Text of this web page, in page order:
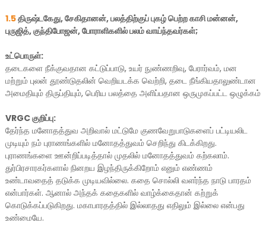
1.5திருஷ்டகேது, சேகிதானன்,பலத்திற்குப் புகழ் பெற்றகாசி மன்னன்,
புருஜித், குந்திபோஜன், போராளிகளில் பலம் வாய்ந்தவர்கள்;
உட்பொருள்:
தடைகளை நீக்குவதான கட்டுப்பாடு, உயர் நுண்ணறிவு, பேரார்வம், மன
மற்றும் புலன் தூண்டுதலின் வெறியடக்க வெற்றி, தடை நீங்கியதாலுண்டான
அமைதியும் திருப்தியும், பெரிய பலத்தை அளிப்பதான ஒருமுகப்பட்ட ஒழுக்கம்
VRGC குறிப்பு:
தேர்ந்த மனோதத்துவ அறிவால் மட்டுமே குணவேறுபாடுகளைப் பட்டியலிட
முடியும் நம் புராணங்களில் மனோதத்துவம் செறிந்து கிடக்கிறது.
புராணங்களை ஊன்றிப்படித்தால் முதலில் மனோதத்துவம் கற்கலாம்.
துர்பிரசாரகர்களால் நினறய இழந்திருக்கிறோம் எனும் எண்ணம்
உண்டாவதைத் தடுக்க முடியவில்லை. கதை சொல்லி வளர்ந்த நாடு பாரதம்
என்பார்கள். ஆனால் அந்தக் கதைகளில் வாழ்க்கைதான் கற்றுக்
கொடுக்கப்படுகிறது. மகாபாரதத்தில் இல்லாதது எதிலும் இல்லை என்பது
உண்மையே.